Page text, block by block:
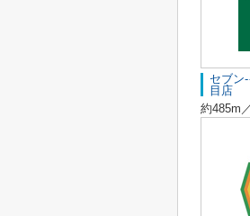
セブン
目店
約485m